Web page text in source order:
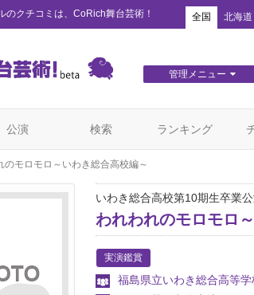
のクチコミは、CoRich舞台芸術！ 全国 北海道
管理メニュー
公演 検索 ランキング
のモロモロ～いわき総合高校編～
いわき総合高校第10期生卒業
われわれのモロモロ
実演鑑賞
福島県立いわき総合高等学